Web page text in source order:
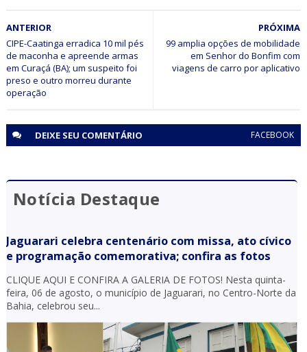
Procurado da justiça é identificado e preso após ser
identificado pelo sistema de reconhecimento facial em
ação do CICOM Sr. do Bonfim e PM em Capim Grosso
PRÓXIMA
99 amplia opções de mobilidade
em Senhor do Bonfim com
viagens de carro por aplicativo
ANTERIOR
CIPE-Caatinga erradica 10 mil pés
de maconha e apreende armas
em Curaçá (BA); um suspeito foi
preso e outro morreu durante
operação
DEIXE SEU COMENTÁRIO FACEBOOK
Notícia Destaque
Jaguarari celebra centenário com missa, ato cívico
e programação comemorativa; confira as fotos
CLIQUE AQUI E CONFIRA A GALERIA DE FOTOS! Nesta quinta-
feira, 06 de agosto, o município de Jaguarari, no Centro-Norte da
Bahia, celebrou seu...